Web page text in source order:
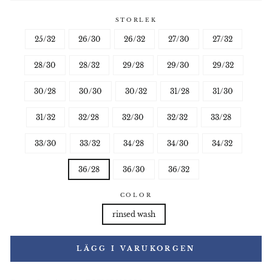
STORLEK
25/32 26/30 26/32 27/30 27/32
28/30 28/32 29/28 29/30 29/32
30/28 30/30 30/32 31/28 31/30
31/32 32/28 32/30 32/32 33/28
33/30 33/32 34/28 34/30 34/32
36/28 36/30 36/32
COLOR
rinsed wash
LÄGG I VARUKORGEN